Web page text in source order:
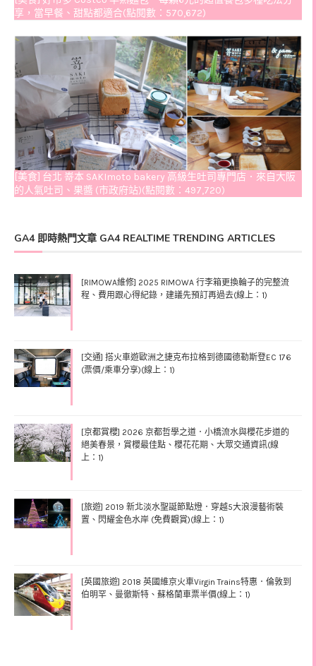
享，當早餐、甜點都適合(點閱數：570,672)
[美食] 台北 嵜本 SAKImoto bakery 高級生吐司專門店．來自大阪
的人氣吐司、果醬 (市政府站)(點閱數：497,720)
GA4 即時熱門文章 GA4 REALTIME TRENDING ARTICLES
[RIMOWA維修] 2025 RIMOWA 行李箱更換輪子的完整流
程、費用跟心得紀錄，建議先預訂再過去(線上：1)
[交通] 搭火車遊歐洲之捷克布拉格到德國德勒斯登EC 176
(票價/乘車分享)(線上：1)
[京都賞櫻] 2026 京都哲學之道．小橋流水與櫻花步道的
絕美春景，賞櫻最佳點、櫻花花期、大眾交通資訊(線
上：1)
[旅遊] 2019 新北淡水聖誕節點燈．穿越5大浪漫藝術裝
置、閃耀金色水岸 (免費觀賞)(線上：1)
[英國旅遊] 2018 英國維京火車Virgin Trains特惠．倫敦到
伯明罕、曼徹斯特、蘇格蘭車票半價(線上：1)